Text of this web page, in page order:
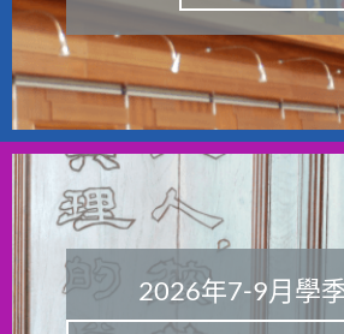
2026年7-9月學